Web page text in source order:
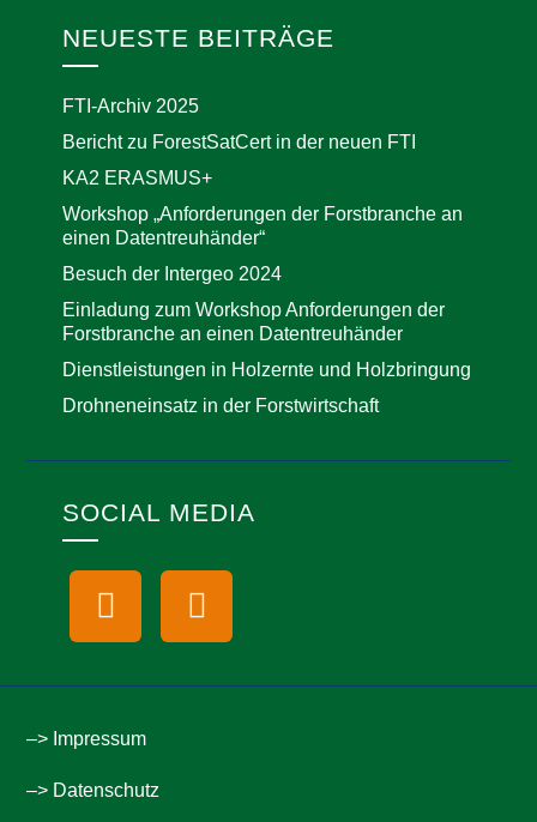
NEUESTE BEITRÄGE
FTI-Archiv 2025
Bericht zu ForestSatCert in der neuen FTI
KA2 ERASMUS+
Workshop „Anforderungen der Forstbranche an
einen Datentreuhänder“
Besuch der Intergeo 2024
Einladung zum Workshop Anforderungen der
Forstbranche an einen Datentreuhänder
Dienstleistungen in Holzernte und Holzbringung
Drohneneinsatz in der Forstwirtschaft
SOCIAL MEDIA
–> Impressum
–> Datenschutz